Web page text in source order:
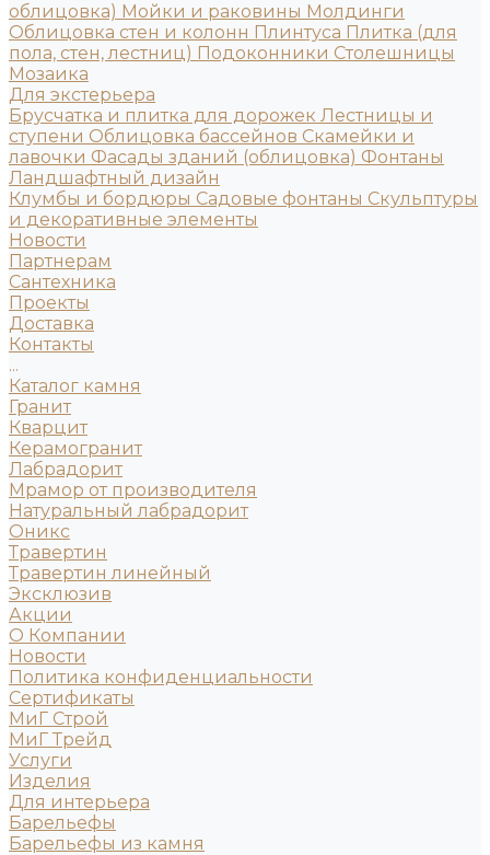
облицовка) Мойки и раковины Молдинги
Облицовка стен и колонн Плинтуса Плитка (для
пола, стен, лестниц) Подоконники Столешницы
Мозаика
Для экстерьера
Брусчатка и плитка для дорожек Лестницы и
ступени Облицовка бассейнов Скамейки и
лавочки Фасады зданий (облицовка) Фонтаны
Ландшафтный дизайн
Клумбы и бордюры Садовые фонтаны Скульптуры
и декоративные элементы
Новости
Партнерам
Сантехника
Проекты
Доставка
Контакты
...
Каталог камня
Гранит
Кварцит
Керамогранит
Лабрадорит
Мрамор от производителя
Натуральный лабрадорит
Оникс
Травертин
Травертин линейный
Эксклюзив
Акции
О Компании
Новости
Политика конфиденциальности
Сертификаты
МиГ Строй
МиГ Трейд
Услуги
Изделия
Для интерьера
Барельефы
Барельефы из камня